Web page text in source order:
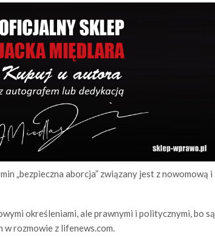
„bezpieczna aborcja” związany jest z nowomową i
określeniami, ale prawnymi i politycznymi, bo są
w rozmowie z lifenews.com.